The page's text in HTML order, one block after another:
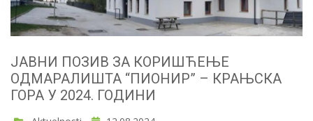
ЈАВНИ ПОЗИВ ЗА КОРИШЋЕЊЕ
ОДМАРАЛИШТА “ПИОНИР” – КРАЊСКА
ГОРА У 2024. ГОДИНИ